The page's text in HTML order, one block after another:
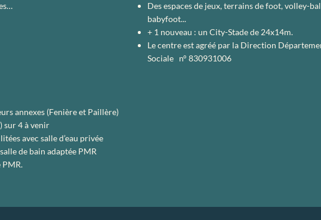
Des espaces de jeux, terrains de foot, volley-
babyfoot...
+ 1 nouveau : un City-Stade de 24x14m.
Le centre est agréé par la Direction
Sociale n° 830931006
annexes (Fenière et Paillère)
sur 4 à venir
avec salle d’eau privée
de bain adaptée PMR
PMR.